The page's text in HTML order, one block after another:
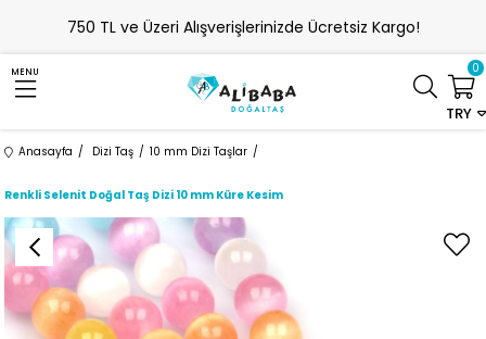
750 TL ve Üzeri Alışverişlerinizde Ücretsiz Kargo!
MENU
TRY
0
Anasayfa Dizi Taş 10 mm Dizi Taşlar
Renkli Selenit Doğal Taş Dizi 10 mm Küre Kesim